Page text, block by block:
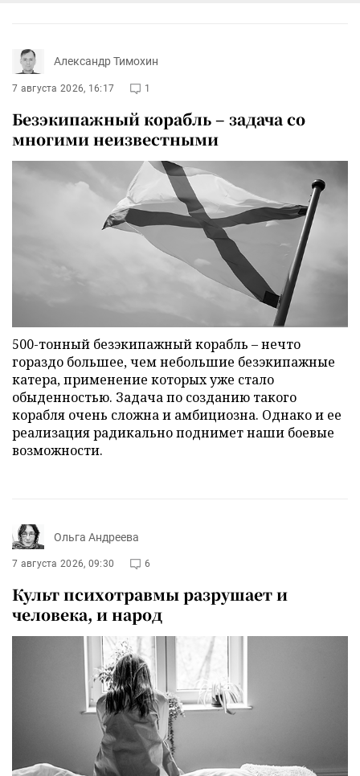
Александр Тимохин
7 августа 2026, 16:17 1
Безэкипажный корабль – задача со
многими неизвестными
500-тонный безэкипажный корабль – нечто
гораздо большее, чем небольшие безэкипажные
катера, применение которых уже стало
обыденностью. Задача по созданию такого
корабля очень сложна и амбициозна. Однако и ее
реализация радикально поднимет наши боевые
возможности.
Ольга Андреева
7 августа 2026, 09:30 6
Культ психотравмы разрушает и
человека, и народ